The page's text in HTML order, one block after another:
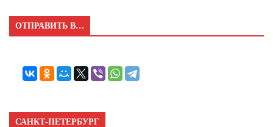
ОТПРАВИТЬ В…
САНКТ-ПЕТЕРБУРГ